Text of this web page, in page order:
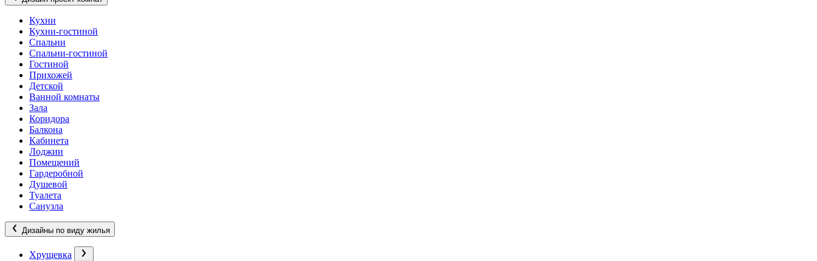
Кухни
Кухни-гостиной
Спальни
Спальни-гостиной
Гостиной
Прихожей
Детской
Ванной комнаты
Зала
Коридора
Балкона
Кабинета
Лоджии
Помещений
Гардеробной
Душевой
Туалета
Санузла
Дизайны по виду жилья
Хрущевка